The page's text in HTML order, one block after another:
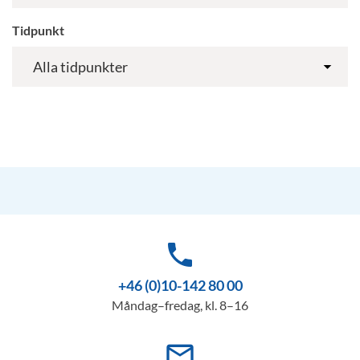
Tidpunkt
phone
+46 (0)10-142 80 00
Måndag–fredag, kl. 8–16